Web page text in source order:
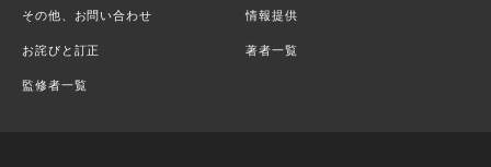
その他、お問い合わせ 情報提供
お詫びと訂正 著者一覧
監修者一覧